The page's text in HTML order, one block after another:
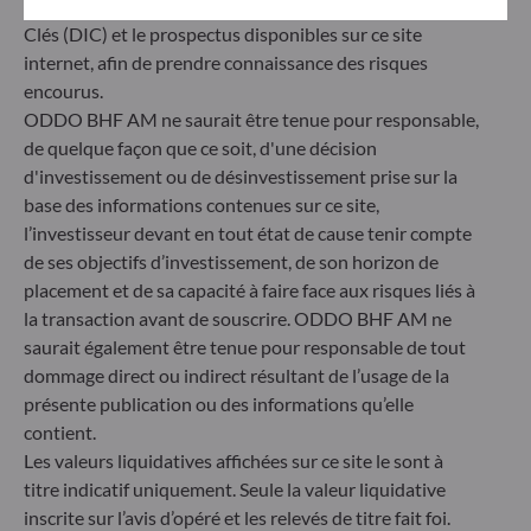
Herzogstraße 15
40217 Düsseldorf
Allemagne
Gallusanlage 8
60329 Frankfurt am Main
Allemagne
+49 (0) 69 920 50 0
Société de Gestion de Portefeuille agréée par la
Bundesanstalt für Finanzdienstleistungsaufsicht (« BaFin »)
Enregistrement commercial : HRB 11971 tribunal local de
Düsseldorf
ODDO BHF Asset Management LUX
6, rue Gabriel Lippmann
L-5365 Munsbach
Luxembourg
Clés (DIC) et le prospectus disponibles sur ce site
internet, afin de prendre connaissance des risques
encourus.
ODDO BHF AM ne saurait être tenue pour responsable,
de quelque façon que ce soit, d'une décision
d'investissement ou de désinvestissement prise sur la
base des informations contenues sur ce site,
l’investisseur devant en tout état de cause tenir compte
de ses objectifs d’investissement, de son horizon de
placement et de sa capacité à faire face aux risques liés à
la transaction avant de souscrire. ODDO BHF AM ne
saurait également être tenue pour responsable de tout
dommage direct ou indirect résultant de l’usage de la
présente publication ou des informations qu’elle
contient.
Les valeurs liquidatives affichées sur ce site le sont à
titre indicatif uniquement. Seule la valeur liquidative
inscrite sur l’avis d’opéré et les relevés de titre fait foi.